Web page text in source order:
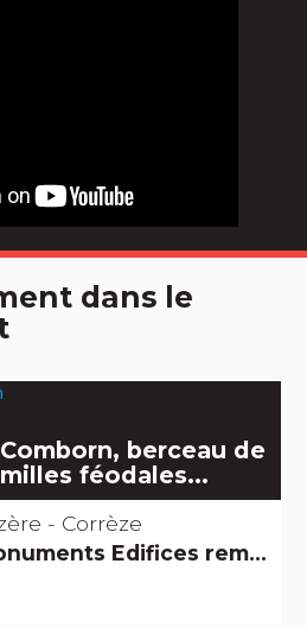
dans le
berceau de
féodales...
- Corrèze
Edifices remarquables